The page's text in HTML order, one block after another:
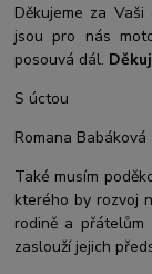
Děkujeme za
jsou pro nás
posouvá dál.
S úctou
Romana Babáková
Také musím
kterého by rozvoj
rodině a
zaslouží jejich